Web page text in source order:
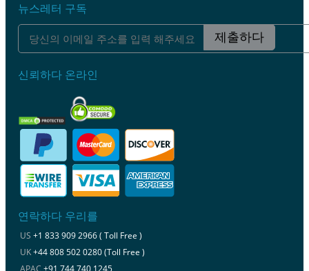
뉴스레터 구독
제출하다
신뢰하다 온라인
연락하다 우리를
US +1 833 909 2966 ( Toll Free )
UK+44 808 502 0280 (Toll Free )
APAC +91 744 740 1245